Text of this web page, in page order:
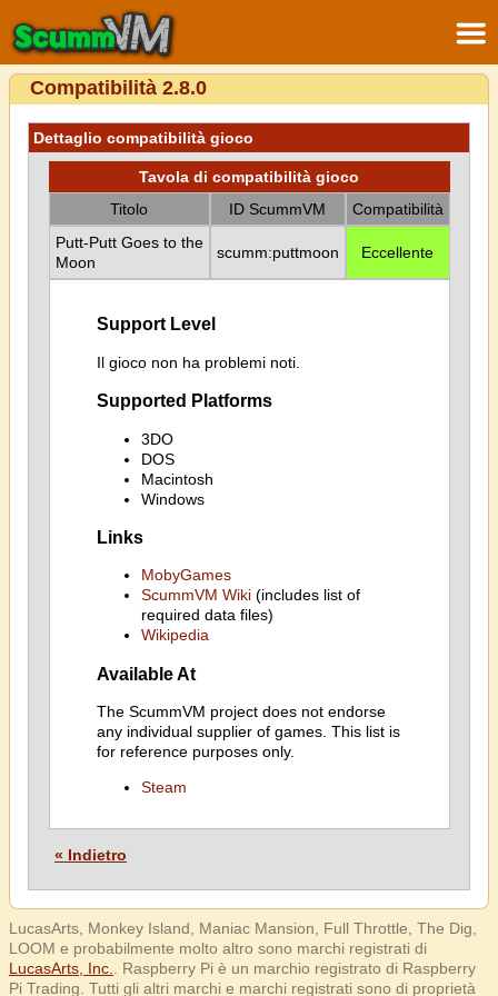
Compatibilità 2.8.0
Dettaglio compatibilità gioco
Tavola di compatibilità gioco
Titolo
ID ScummVM
Compatibilità
Putt-Putt Goes to the
Moon
scumm:puttmoon Eccellente
Support Level
Il gioco non ha problemi noti.
Supported Platforms
3DO
DOS
Macintosh
Windows
Links
MobyGames
ScummVM Wiki(includes list of
required data files)
Wikipedia
Available At
The ScummVM project does not endorse
any individual supplier of games. This list is
for reference purposes only.
Steam
« Indietro
LucasArts, Monkey Island, Maniac Mansion, Full Throttle, The Dig,
LOOM e probabilmente molto altro sono marchi registrati di
LucasArts, Inc.
. Raspberry Pi è un marchio registrato di Raspberry
Pi Trading. Tutti gli altri marchi e marchi registrati sono di proprietà